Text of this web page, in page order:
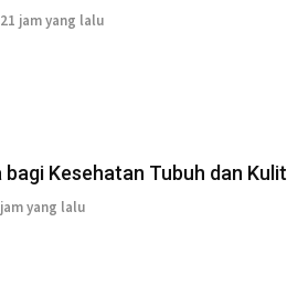
21 jam yang lalu
Kesehatan Tubuh dan Kulit
yang lalu